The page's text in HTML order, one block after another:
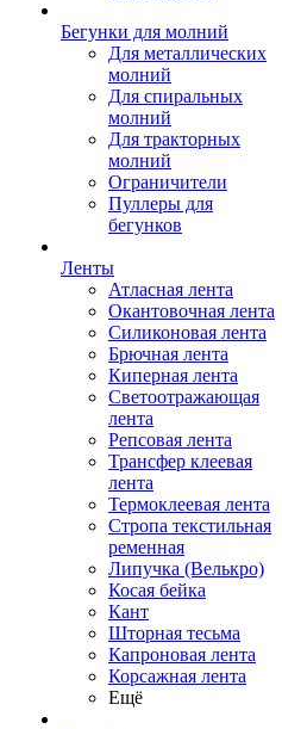
Бегунки для молний
Для металлических
молний
Для спиральных
молний
Для тракторных
молний
Ограничители
Пуллеры для
бегунков
Ленты
Атласная лента
Окантовочная лента
Силиконовая лента
Брючная лента
Киперная лента
Светоотражающая
лента
Репсовая лента
Трансфер клеевая
лента
Термоклеевая лента
Стропа текстильная
ременная
Липучка (Велькро)
Косая бейка
Кант
Шторная тесьма
Капроновая лента
Корсажная лента
Ещё